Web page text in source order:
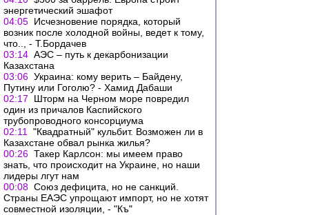
энергетический эшафот
04:05 Исчезновение порядка, который
возник после холодной войны, ведет к тому,
что.., - Т.Бордачев
03:14 АЭС – путь к декарбонизации
Казахстана
03:06 Украина: кому верить – Байдену,
Путину или Гоголю? - Хамид Дабаши
02:17
Шторм на Черном море повредил
один из причалов Каспийского
трубопроводного консорциума
02:11
"Квадратный" кульбит. Возможен ли в
Казахстане обвал рынка жилья?
00:26 Такер Карлсон: мы имеем право
знать, что происходит на Украине, но наши
лидеры лгут нам
00:08 Союз дефицита, но не санкций.
Страны ЕАЭС упрощают импорт, но не хотят
совместной изоляции, - "Къ"